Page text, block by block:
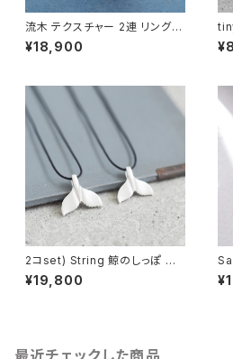
流木 テクスチャー 2連 リング
シルバー925 メンズ ユニセック
ス
¥18,900
バ
2コset) String 鯨のしっぽ ペ
ア ネックレス シルバー925
¥19,800
ッ